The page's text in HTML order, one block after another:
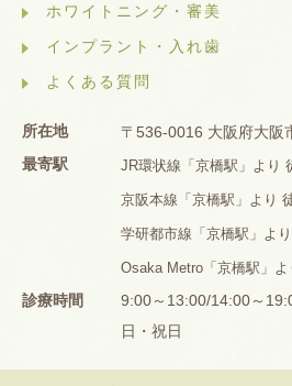
ホワイトニング・審美
インプラント・入れ歯
よくある質問
所在地
〒536-0016 大阪府大阪
最寄駅
JR環状線「京橋駅」より
京阪本線「京橋駅」より
学研都市線「京橋駅」よ
Osaka Metro「京橋駅」よ
診療時間
9:00～13:00/14:00～
日・祝日